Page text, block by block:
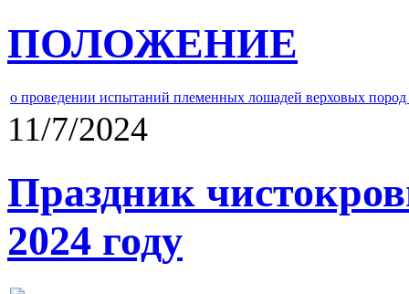
ПОЛОЖЕНИЕ
о проведении испытаний племенных лошадей верховых
11/7/2024
Праздник
2024 году